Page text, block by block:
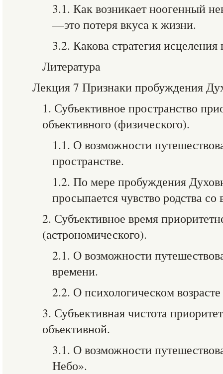
3.1. Как возникает ноогенный
—это потеря вкуса к жизни.
3.2. Какова стратегия исцеления
Литература
Лекция 7 Признаки пробуждения
1. Субъективное пространство
объективного (физического).
1.1. О возможности
пространстве.
1.2. По мере пробуждения
просыпается чувство родства
2. Субъективное время
(астрономического).
2.1. О возможности
времени.
2.2. О психологическом
3. Субъективная чистота
объективной.
3.1. О возможности
Небо».